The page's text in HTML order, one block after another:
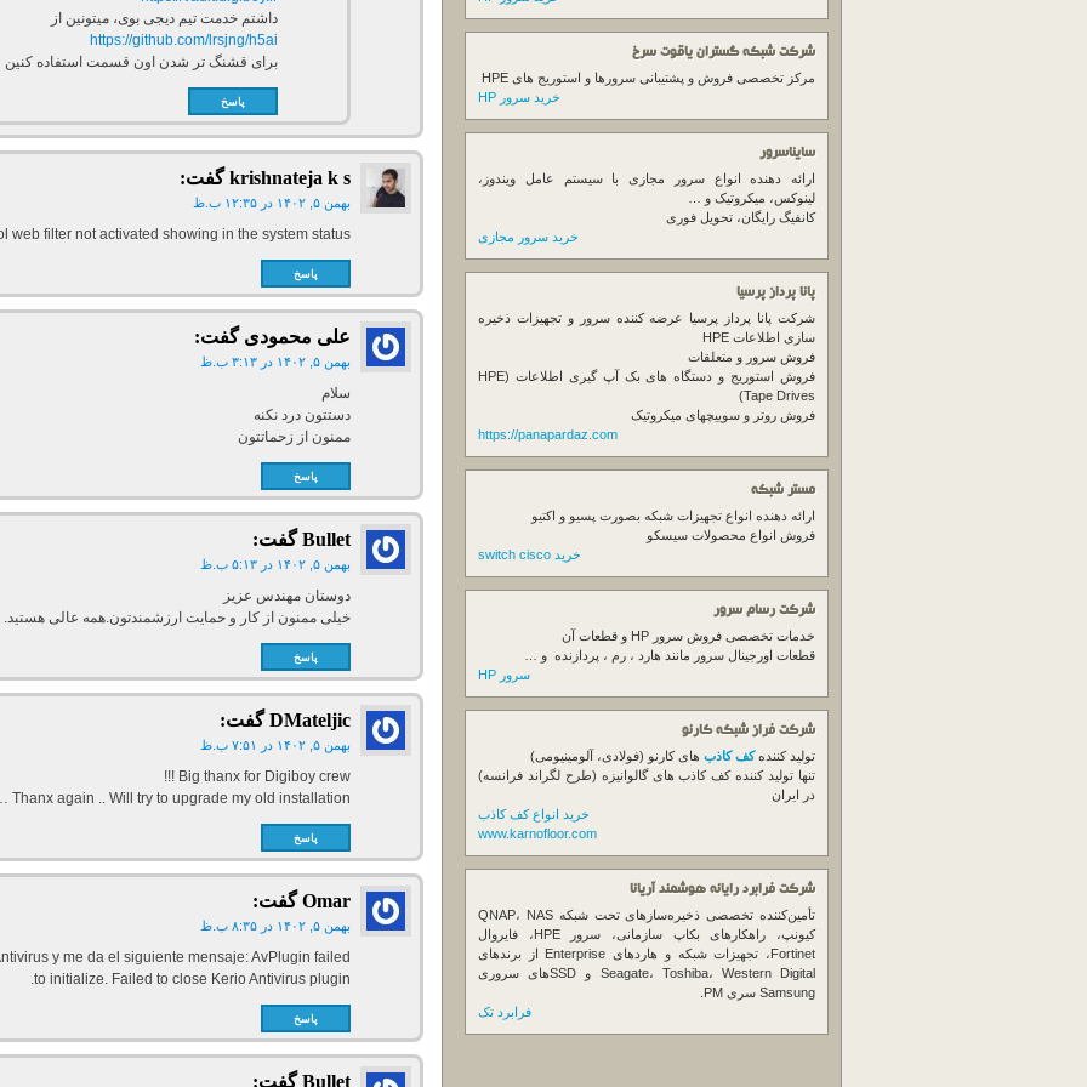
شرکت شبکه گستران یاقوت سرخ
مرکز تخصصی فروش و پشتیبانی سرورها و استوریج های HPE
خرید سرور HP
سایناسرور
ارائه دهنده انواع سرور مجازی با سیستم عامل ویندوز،
لینوکس، میکروتیک و …
کانفیگ رایگان، تحویل فوری
خرید سرور مجازی
پانا پرداز پرسیا
شرکت پانا پرداز پرسیا عرضه کننده سرور و تجهیزات ذخیره
سازی اطلاعات HPE
فروش سرور و متعلقات
فروش استوریج و دستگاه های بک آپ گیری اطلاعات (HPE
Tape Drives)
فروش روتر و سوییچهای میکروتیک
https://panapardaz.com
مستر شبکه
ارائه دهنده انواع تجهیزات شبکه بصورت پسیو و اکتیو
فروش انواع محصولات سیسکو
خرید switch cisco
شرکت رسام سرور
خدمات تخصصی فروش سرور
قطعات اورجینال سرور مانند هارد ، رم ، پردازنده و …
سرور HP
شرکت فراز شبکه کارنو
تولید کنندهکف کاذب های کارنو (فولادی، آلومینیومی)
تنها تولید کننده کف کاذب های گالوانیزه (طرح لگراند فرانسه)
در ایران
خرید انواع کف کاذب
www.karnofloor.com
شرکت فرابرد رایانه هوشمند آریانا
تأمین‌کننده تخصصی ذخیره‌سازهای تحت شبکه QNAP، NAS
کیونپ، راهکارهای بکاپ سازمانی، سرور HPE، فایروال
Fortinet، تجهیزات شبکه و هاردهای Enterprise از برندهای
Seagate، Toshiba، Western Digital و SSDهای سروری
Samsung سری PM.
فرابرد تک
داشتم خدمت تیم دیجی بوی، میتونین از
https://github.com/lrsjng/h5ai
برای قشنگ تر شدن اون قسمت استفاده کنین
پاسخ
krishnateja k s گفت:
بهمن ۵, ۱۴۰۲ در ۱۲:۳۵ ب.ظ
web filter not activated showing in the system status
پاسخ
علی محمودی گفت:
بهمن ۵, ۱۴۰۲ در ۳:۱۳ ب.ظ
سلام
دستتون درد نکنه
ممنون از زحماتتون
پاسخ
Bullet گفت:
بهمن ۵, ۱۴۰۲ در ۵:۱۳ ب.ظ
دوستان مهندس عزیز
خیلی ممنون از کار و حمایت ارزشمندتون.همه عالی هستید.
پاسخ
DMateljic گفت:
بهمن ۵, ۱۴۰۲ در ۷:۵۱ ب.ظ
Big thanx for Digiboy crew !!!
Thanx again .. Will try to upgrade my old installation.
پاسخ
Omar گفت:
بهمن ۵, ۱۴۰۲ در ۸:۳۵ ب.ظ
y me da el siguiente mensaje: AvPlugin failed
to initialize. Failed to close Kerio Antivirus plugin.
پاسخ
Bullet گفت: